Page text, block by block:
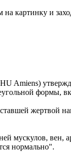
картинку и
Amiens)
жертвой
мускулов, вен,
нормально".